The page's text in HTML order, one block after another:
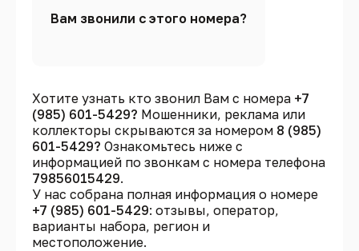
Вам звонили с этого номера?
Хотите узнать кто звонил Вам с номера +7
(985) 601-5429? Мошенники, реклама или
коллекторы скрываются за номером 8 (985)
601-5429? Ознакомьтесь ниже с
информацией по звонкам с номера телефона
79856015429.
У нас собрана полная информация о номере
+7 (985) 601-5429: отзывы, оператор,
варианты набора, регион и
местоположение.